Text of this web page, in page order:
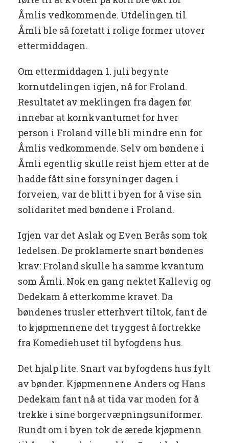
Åmlis vedkommende. Utdelingen til
Åmli ble så foretatt i rolige former utover
ettermiddagen.
Om ettermiddagen 1. juli begynte
kornutdelingen igjen, nå for Froland.
Resultatet av meklingen fra dagen før
innebar at kornkvantumet for hver
person i Froland ville bli mindre enn for
Åmlis vedkommende. Selv om bøndene i
Åmli egentlig skulle reist hjem etter at de
hadde fått sine forsyninger dagen i
forveien, var de blitt i byen for å vise sin
solidaritet med bøndene i Froland.
Igjen var det Aslak og Even Berås som tok
ledelsen. De proklamerte snart bøndenes
krav: Froland skulle ha samme kvantum
som Åmli. Nok en gang nektet Kallevig og
Dedekam å etterkomme kravet. Da
bøndenes trusler etterhvert tiltok, fant de
to kjøpmennene det tryggest å fortrekke
fra Komediehuset til byfogdens hus.
Det hjalp lite. Snart var byfogdens hus fylt
av bønder. Kjøpmennene Anders og Hans
Dedekam fant nå at tida var moden for å
trekke i sine borgervæpningsuniformer.
Rundt om i byen tok de ærede kjøpmenn